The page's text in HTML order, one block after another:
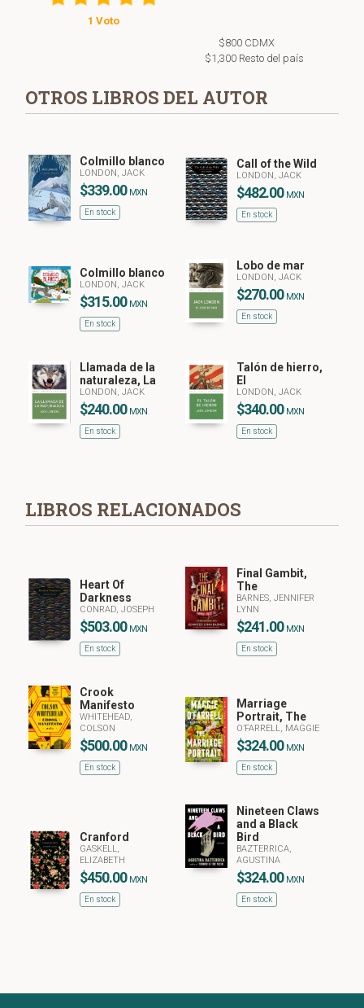
1 Voto
$800 CDMX
$1,300 Resto del país
OTROS LIBROS DEL AUTOR
Colmillo blanco
LONDON, JACK
$339.00 MXN
En stock
Call of the Wild
LONDON, JACK
$482.00 MXN
En stock
Colmillo blanco
LONDON, JACK
$315.00 MXN
En stock
Lobo de mar
LONDON, JACK
$270.00 MXN
En stock
Llamada de la
naturaleza, La
LONDON, JACK
$240.00 MXN
En stock
Talón de hierro,
El
LONDON, JACK
$340.00 MXN
En stock
LIBROS RELACIONADOS
Heart Of
Darkness
CONRAD, JOSEPH
$503.00 MXN
En stock
Final Gambit,
The
BARNES, JENNIFER
LYNN
$241.00 MXN
En stock
Crook
Manifesto
WHITEHEAD,
COLSON
$500.00 MXN
En stock
Marriage
Portrait, The
O’FARRELL, MAGGIE
$324.00 MXN
En stock
Cranford
GASKELL,
ELIZABETH
$450.00 MXN
En stock
Nineteen Claws
and a Black
Bird
BAZTERRICA,
AGUSTINA
$324.00 MXN
En stock